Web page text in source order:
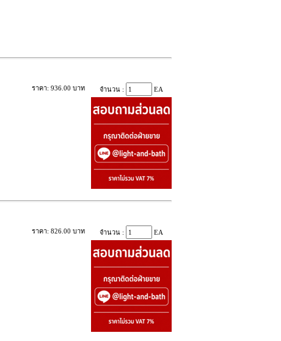
ราคา: 936.00 บาท จำนวน : EA
ราคา: 826.00 บาท จำนวน : EA